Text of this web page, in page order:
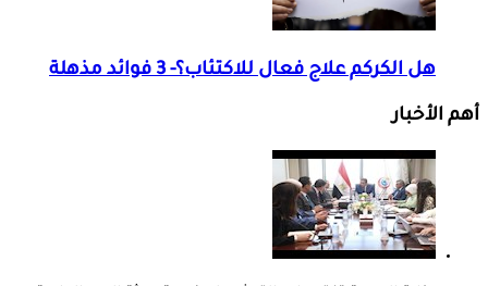
هل الكركم علاج فعال للاكتئاب؟- 3 فوائد مذهلة
أهم الأخبار